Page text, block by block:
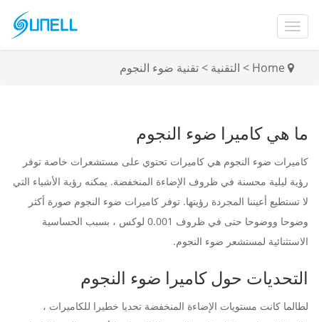
Home
> التقنية > تقنية ضوء النجوم
ما هي كاميرا ضوء النجوم
كاميرات ضوء النجوم هي كاميرات تحتوي على مستشعرات خاصة توفر
رؤية ليلية محسنة في ظروف الإضاءة المنخفضة. يمكنه رؤية الأشياء التي
لا تستطيع أعيننا المجردة رؤيتها. توفر كاميرات ضوء النجوم صورة أكثر
وضوحا ووضوحا حتى في ظروف 0.001 لوكس ، بسبب الحساسية
الاستثنائية لمستشعر ضوء النجوم.
التحديات حول كاميرا ضوء النجوم
لطالما كانت مستويات الإضاءة المنخفضة تحديا خطيرا للكاميرات ،